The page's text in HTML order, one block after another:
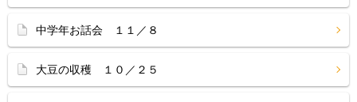
中学年お話会 １１／８
大豆の収穫 １０／２５